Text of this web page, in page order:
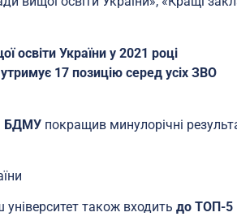
освіти України у 2021 році
17 позицію серед усіх ЗВО
БДМУ покращив минулорічні
університет також входить до ТОП-5